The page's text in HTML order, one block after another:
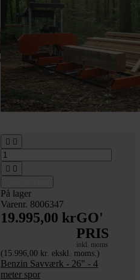
 
 
På lager
Varenr. 8006347
19.995,00 krGO'
PRIS
inkl. moms
(15.996,00 kr. ekskl. moms.)
Benzin Savværk - 26" - 4
meter spor